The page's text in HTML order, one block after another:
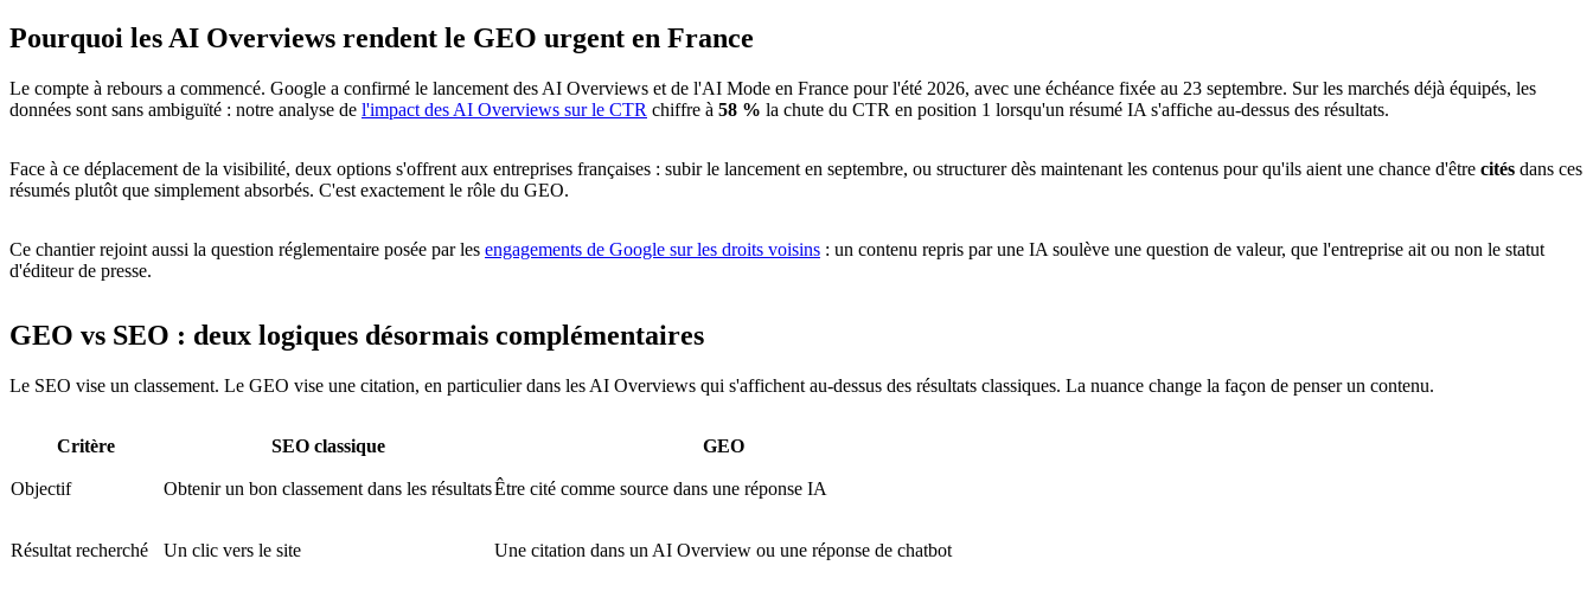
Pourquoi les AI Overviews rendent le GEO urgent en France
Le compte à rebours a commencé. Google a confirmé le lancement des AI Overviews et de l'AI Mode en France pour l'été 2026, avec une échéance fixée au 23 septembre. Sur les marchés déjà équipés, les
données sont sans ambiguïté : notre analyse de l'impact des AI Overviews sur le CTR chiffre à 58 % la chute du CTR en position 1 lorsqu'un résumé IA s'affiche au-dessus des résultats.
Face à ce déplacement de la visibilité, deux options s'offrent aux entreprises françaises : subir le lancement en septembre, ou structurer dès maintenant les contenus pour qu'ils aient une chance d'être cités dans ces
résumés plutôt que simplement absorbés. C'est exactement le rôle du GEO.
Ce chantier rejoint aussi la question réglementaire posée par les engagements de Google sur les droits voisins : un contenu repris par une IA soulève une question de valeur, que l'entreprise ait ou non le statut
d'éditeur de presse.
GEO vs SEO : deux logiques désormais complémentaires
Le SEO vise un classement. Le GEO vise une citation, en particulier dans les AI Overviews qui s'affichent au-dessus des résultats classiques. La nuance change la façon de penser un contenu.
Critère SEO classique GEO
Objectif Obtenir un bon classement dans les résultatsÊtre cité comme source dans une réponse IA
Résultat recherché Un clic vers le site Une citation dans un AI Overview ou une réponse de chatbot